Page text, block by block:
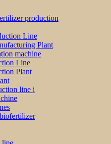
production
Line
Plant
machine
Line
Plant
line i